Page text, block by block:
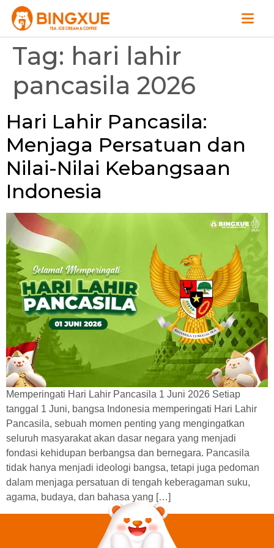
Tag: hari lahir
pancasila 2026
Hari Lahir Pancasila:
Menjaga Persatuan dan
Nilai-Nilai Kebangsaan
Indonesia
Memperingati Hari Lahir Pancasila 1 Juni 2026 Setiap
tanggal 1 Juni, bangsa Indonesia memperingati Hari Lahir
Pancasila, sebuah momen penting yang mengingatkan
seluruh masyarakat akan dasar negara yang menjadi
fondasi kehidupan berbangsa dan bernegara. Pancasila
tidak hanya menjadi ideologi bangsa, tetapi juga pedoman
dalam menjaga persatuan di tengah keberagaman suku,
agama, budaya, dan bahasa yang […]